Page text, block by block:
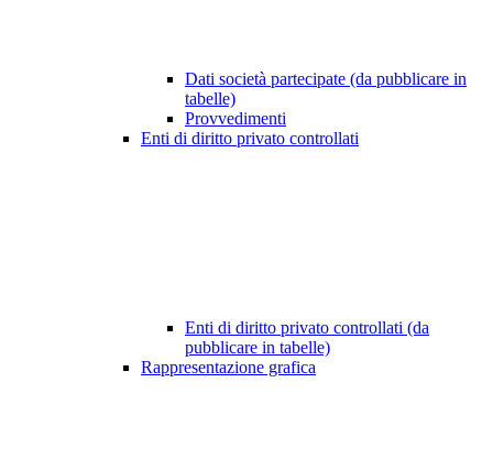
Dati società partecipate (da pubblicare in
tabelle)
Provvedimenti
Enti di diritto privato controllati
Enti di diritto privato controllati (da
pubblicare in tabelle)
Rappresentazione grafica